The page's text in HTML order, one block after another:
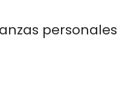
personales